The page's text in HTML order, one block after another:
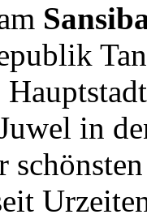
in